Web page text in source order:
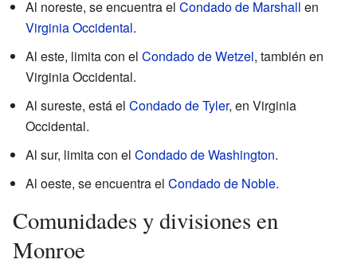
Al noreste, se encuentra el Condado de Marshall en
Virginia Occidental.
Al este, limita con el Condado de Wetzel, también en
Virginia Occidental.
Al sureste, está el Condado de Tyler, en Virginia
Occidental.
Al sur, limita con el Condado de Washington.
Al oeste, se encuentra el Condado de Noble.
Comunidades y divisiones en
Monroe